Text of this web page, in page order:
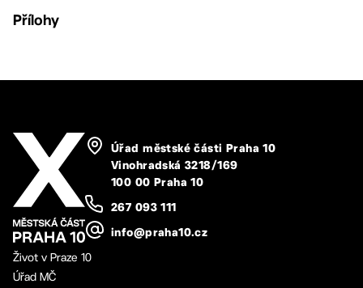
Přílohy
Úřad městské části Praha 10
Vinohradská 3218/169
100 00 Praha 10
267 093 111
info@praha10.cz
Život v Praze 10
Úřad MČ